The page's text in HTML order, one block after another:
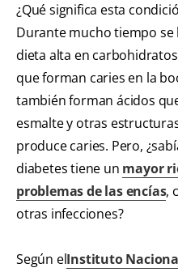
¿Qué significa esta
Durante mucho tiempo
dieta alta en
que forman caries en la
también forman ácidos
esmalte y otras
produce caries. Pero,
diabetes tiene un mayor
problemas de las encías,
otras infecciones?
Según elInstituto